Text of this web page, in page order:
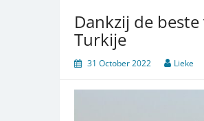
Dankzij de
Turkije
31 October 2022 Lieke